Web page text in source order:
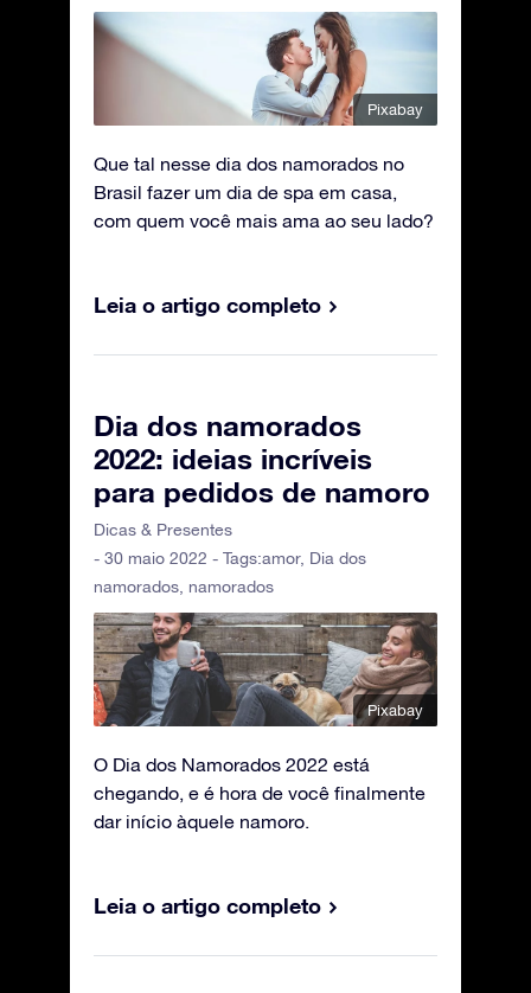
Pixabay
Que tal nesse dia dos namorados no
Brasil fazer um dia de spa em casa,
com quem você mais ama ao seu lado?
Leia o artigo completo
Dia dos namorados
2022: ideias incríveis
para pedidos de namoro
Dicas & Presentes
- 30 maio 2022 - Tags:amor, Dia dos
namorados namorados
Pixabay
O Dia dos Namorados 2022 está
chegando, e é hora de você finalmente
dar início àquele namoro.
Leia o artigo completo